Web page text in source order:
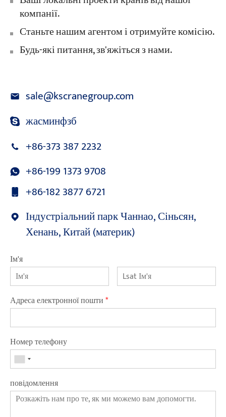
компанії.
Станьте нашим агентом і отримуйте комісію.
Будь-які питання, зв'яжіться з нами.
sale@kscranegroup.com
жасминфзб
+86-373 387 2232
+86-199 1373 9708
+86-182 3877 6721
Індустріальний парк Чаннао, Сіньсян,
Хенань, Китай (материк)
Ім'я
Адреса електронної пошти*
Номер телефону
повідомлення